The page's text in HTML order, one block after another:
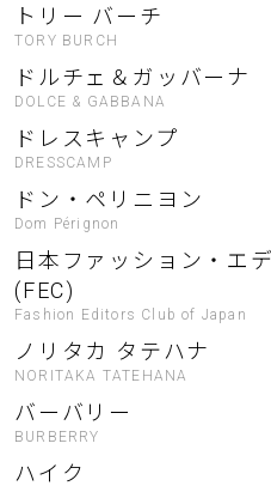
トリー バーチ
TORY BURCH
ドルチェ＆ガッバーナ
DOLCE & GABBANA
ドレスキャンプ
DRESSCAMP
ドン・ペリニヨン
Dom Pérignon
日本ファッション・エ
(FEC)
Fashion Editors Club of Japan
ノリタカ タテハナ
NORITAKA TATEHANA
バーバリー
BURBERRY
ハイク